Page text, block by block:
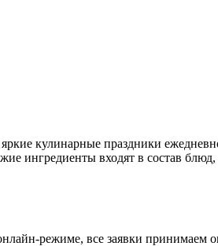
кулинарные праздники
ингредиенты входят в состав
режиме, все заявки